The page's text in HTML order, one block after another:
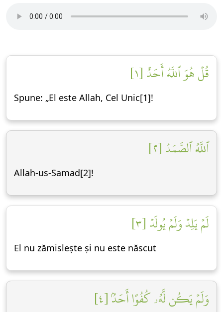
قُلۡ هُوَ ٱللَّهُ أَحَدٌ [١]
Spune: „El este Allah, Cel Unic[1]!
ٱللَّهُ ٱلصَّمَدُ [٢]
Allah-us-Samad[2]!
لَمۡ يَلِدۡ وَلَمۡ يُولَدۡ [٣]
El nu zămislește și nu este născut
وَلَمۡ يَكُن لَّهُۥ كُفُوًا أَحَدُۢ [٤]